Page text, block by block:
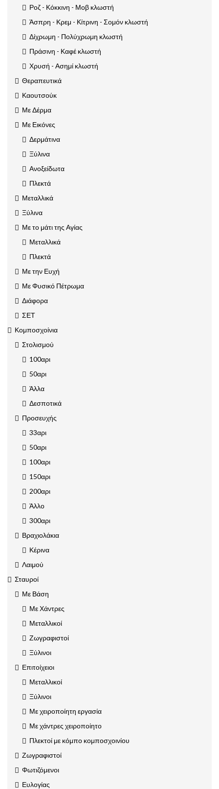
Ροζ - Κόκκινη - Μοβ κλωστή
Άσπρη - Κρεμ - Κίτρινη - Σομόν κλωστή
Δίχρωμη - Πολύχρωμη κλωστή
Πράσινη - Καφέ κλωστή
Χρυσή - Ασημί κλωστή
Θεραπευτικά
Καουτσούκ
Με Δέρμα
Με Εικόνες
Δερμάτινα
Ξύλινα
Ανοξείδωτα
Πλεκτά
Μεταλλικά
Ξύλινα
Με το μάτι της Αγίας
Μεταλλικά
Πλεκτά
Με την Ευχή
Με Φυσικό Πέτρωμα
Διάφορα
ΣΕΤ
Κομποσχοίνια
Στολισμού
100αρι
50αρι
Άλλα
Δεσποτικά
Προσευχής
33αρι
50αρι
100αρι
150αρι
200αρι
Άλλο
300αρι
Βραχιολάκια
Κέρινα
Λαιμού
Σταυροί
Με Βάση
Με Χάντρες
Μεταλλικοί
Ζωγραφιστοί
Ξύλινοι
Επιτοίχειοι
Μεταλλικοί
Ξύλινοι
Με χειροποίητη εργασία
Με χάντρες χειροποίητο
Πλεκτοί με κόμπο κομποσχοινίου
Ζωγραφιστοί
Φωτιζόμενοι
Ευλογίας